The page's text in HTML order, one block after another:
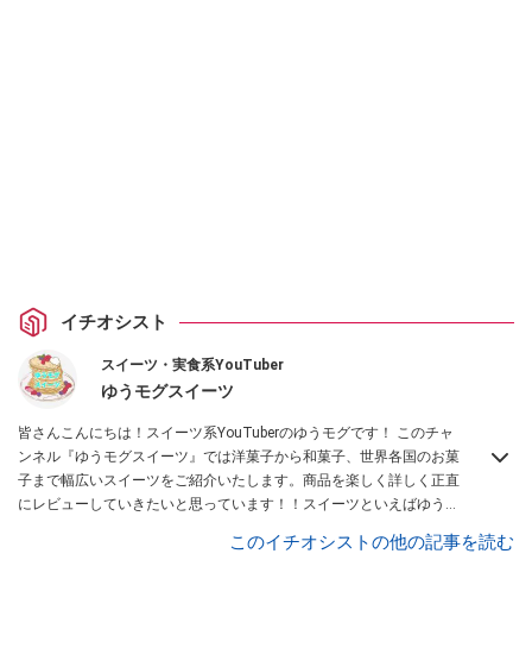
イチオシスト
スイーツ・実食系YouTuber
ゆうモグスイーツ
皆さんこんにちは！スイーツ系YouTuberのゆうモグです！ このチャ
ンネル『ゆうモグスイーツ』では洋菓子から和菓子、世界各国のお菓
子まで幅広いスイーツをご紹介いたします。商品を楽しく詳しく正直
にレビューしていきたいと思っています！！スイーツといえばゆうモ
Instagramはこちら。このイチオシストの他の記事を読む